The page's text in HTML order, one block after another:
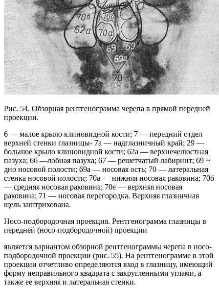
Рис. 54. Обзорная рентгенограмма черепа в прямой передней
проекции.
6 — малое крыло клиновидной кости; 7 — передний отдел
верхней стенки глазницы- 7а — надглазничный край; 29 —
большое крыло клиновидной кости; 62а — верхнечелюстная
пазуха; 66 —лобная пазуха; 67 — решетчатый лабиринт; 69 ~
дно носовой полости; 69а — носовая ость; 70 — латеральная
стенка носовой полости; 70а — нижняя носовая раковина; 70б
— средняя носовая раковина; 70е — верхняя носовая
раковина; 71 — носовая перегородка. Верхняя глазничная
щель заштрихована.
Носо-подбородочная проекция. Рентгенограмма глазницы в
передней (носо-подбородочной) проекции
является вариантом обзорной рентгенограммы черепа в носо-
подбородочной проекции (рис. 55). На рентгенограмме в этой
проекции отчетливо определяются вход в глазницу, имеющий
форму неправильного квадрата с закругленными углами, а
также ее верхняя и латеральная стенки.